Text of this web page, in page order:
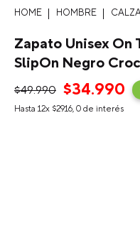
HOMBRE
Zapato Unisex On
SlipOn Negro
$49.990 $34.990
Hasta 12x $2916, 0 de interés